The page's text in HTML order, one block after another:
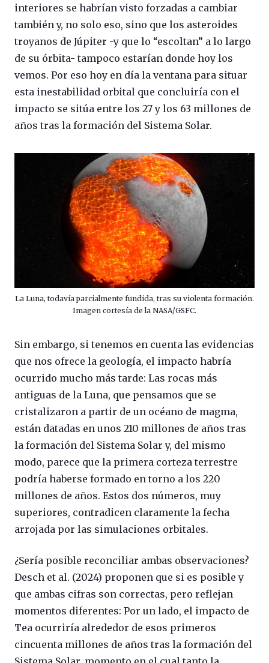
interiores se habrían visto forzadas a cambiar
también y, no solo eso, sino que los asteroides
troyanos de Júpiter -y que lo “escoltan” a lo largo
de su órbita- tampoco estarían donde hoy los
vemos. Por eso hoy en día la ventana para situar
esta inestabilidad orbital que concluiría con el
impacto se sitúa entre los 27 y los 63 millones de
años tras la formación del Sistema Solar.
La Luna, todavía parcialmente fundida, tras su violenta formación.
Imagen cortesía de la NASA/GSFC.
Sin embargo, si tenemos en cuenta las evidencias
que nos ofrece la geología, el impacto habría
ocurrido mucho más tarde: Las rocas más
antiguas de la Luna, que pensamos que se
cristalizaron a partir de un océano de magma,
están datadas en unos 210 millones de años tras
la formación del Sistema Solar y, del mismo
modo, parece que la primera corteza terrestre
podría haberse formado en torno a los 220
millones de años. Estos dos números, muy
superiores, contradicen claramente la fecha
arrojada por las simulaciones orbitales.
¿Sería posible reconciliar ambas observaciones?
Desch et al. (2024) proponen que si es posible y
que ambas cifras son correctas, pero reflejan
momentos diferentes: Por un lado, el impacto de
Tea ocurriría alrededor de esos primeros
cincuenta millones de años tras la formación del